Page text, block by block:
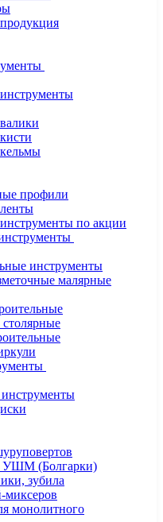
профили
по акции
инструменты
малярные
УШМ (Болгарки)
зубила
миксеров
монолитного